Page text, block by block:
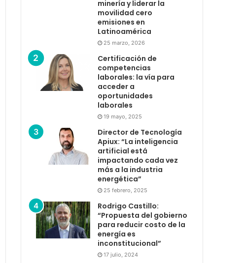
minería y liderar la
movilidad cero
emisiones en
Latinoamérica
25 marzo, 2026
Certificación de
competencias
laborales: la vía para
acceder a
oportunidades
laborales
19 mayo, 2025
Director de Tecnología
Apiux: “La inteligencia
artificial está
impactando cada vez
más a la industria
energética”
25 febrero, 2025
Rodrigo Castillo:
“Propuesta del gobierno
para reducir costo de la
energía es
inconstitucional”
17 julio, 2024